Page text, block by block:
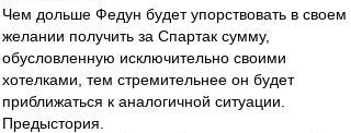
Чем дольше Федун будет упорствовать в своем
желании получить за Спартак сумму,
обусловленную исключительно своими
хотелками, тем стремительнее он будет
приближаться к аналогичной ситуации.
Предыстория.